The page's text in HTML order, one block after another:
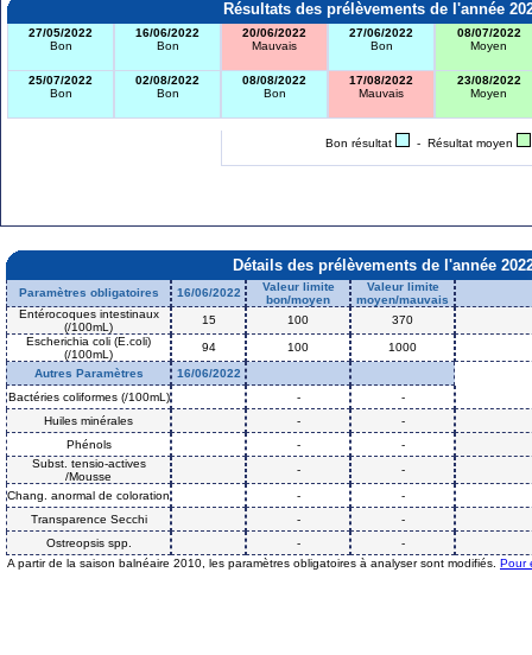
Résultats des prélèvements de l'année
27/05/2022
Bon
16/06/2022
Bon
20/06/2022
Mauvais
27/06/2022
Bon
08/07/2022
Moyen
25/07/2022
Bon
02/08/2022
Bon
08/08/2022
Bon
17/08/2022
Mauvais
23/08/2022
Moyen
Bon résultat - Résultat moyen
Détails des prélèvements de l'année
Paramètres obligatoires 16/06/2022
Valeur limite
bon/moyen
Valeur limite
moyen/mauvais
Entérocoques intestinaux
(/100mL)
15 100
370
Escherichia coli (E.coli)
(/100mL)
94 100
1000
Autres Paramètres
16/06/2022
Bactéries coliformes (/100mL)
-
-
Huiles minérales
-
-
Phénols
-
-
Subst. tensio-actives
/Mousse
-
-
Chang. anormal de coloration
-
-
Transparence Secchi
-
-
Ostreopsis spp.
-
-
A partir de la saison balnéaire 2010, les paramètres obligatoires à analyser sont modifiés. Pour